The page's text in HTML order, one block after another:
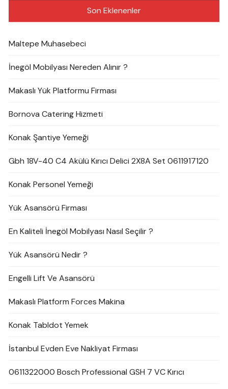
Son Eklenenler
Maltepe Muhasebeci
İnegöl Mobilyası Nereden Alınır ?
Makaslı Yük Platformu Firması
Bornova Catering Hizmeti
Konak Şantiye Yemeği
Gbh 18V-40 C4 Akülü Kırıcı Delici 2X8A Set 0611917120
Konak Personel Yemeği
Yük Asansörü Firması
En Kaliteli İnegöl Mobilyası Nasıl Seçilir ?
Yük Asansörü Nedir ?
Engelli Lift Ve Asansörü
Makaslı Platform Forces Makina
Konak Tabldot Yemek
İstanbul Evden Eve Nakliyat Firması
0611322000 Bosch Professional GSH 7 VC Kırıcı